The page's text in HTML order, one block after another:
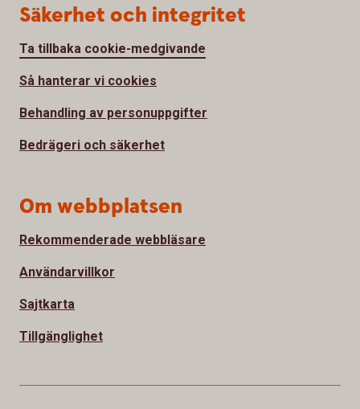
Säkerhet och integritet
Ta tillbaka cookie-medgivande
Så hanterar vi cookies
Behandling av personuppgifter
Bedrägeri och säkerhet
Om webbplatsen
Rekommenderade webbläsare
Användarvillkor
Sajtkarta
Tillgänglighet